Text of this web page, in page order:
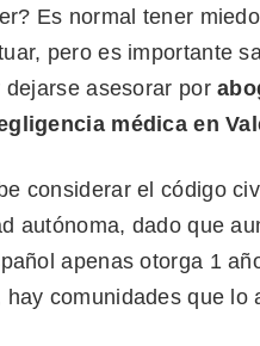
Es normal tener
pero es importante
dejarse asesorar por
médica en
considerar el código
autónoma, dado que
apenas otorga 1
hay comunidades que lo